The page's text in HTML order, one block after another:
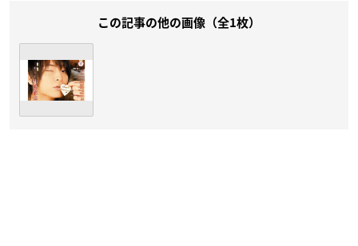
この記事の他の画像（全1枚）